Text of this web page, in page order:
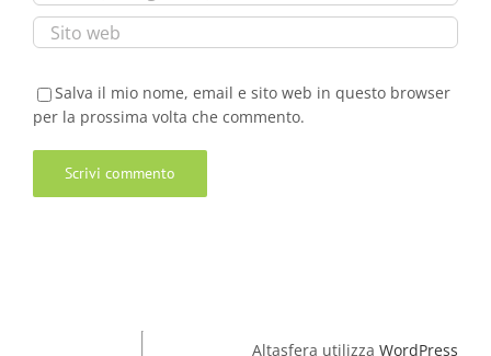
Salva il mio nome, email e sito web in questo browser
per la prossima volta che commento.
Altasfera utilizza WordPress